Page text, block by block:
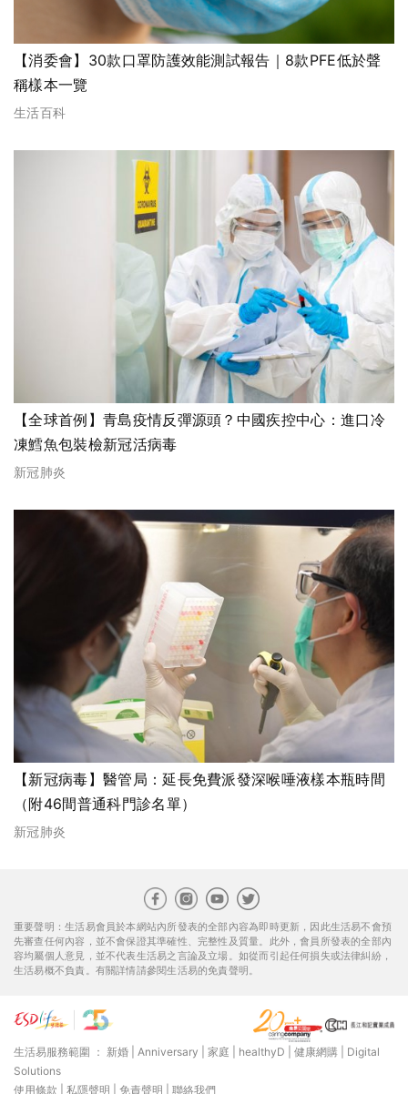
【消委會】30款口罩防護效能測試報告｜8款PFE低於聲
稱樣本一覽
生活百科
【全球首例】青島疫情反彈源頭？中國疾控中心：進口冷
凍鱈魚包裝檢新冠活病毒
新冠肺炎
【新冠病毒】醫管局：延長免費派發深喉唾液樣本瓶時間
（附46間普通科門診名單）
新冠肺炎
重要聲明：生活易會員於本網站內所發表的全部內容為即時更新，因此生活易不會預
先審查任何內容，並不會保證其準確性、完整性及質量。此外，會員所發表的全部內
容均屬個人意見，並不代表生活易之言論及立場。如從而引起任何損失或法律糾紛，
生活易概不負責。有關詳情請參閱生活易的免責聲明。
生活易服務範圍 ： 新婚 Anniversary 家庭 healthyD 健康網購
Digital
Solutions
使用條款
私隱聲明 免責聲明 聯絡我們